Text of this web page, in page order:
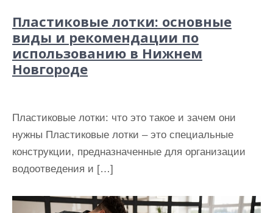
Пластиковые лотки: основные
виды и рекомендации по
использованию в Нижнем
Новгороде
Пластиковые лотки: что это такое и зачем они
нужны Пластиковые лотки – это специальные
конструкции, предназначенные для организации
водоотведения и […]